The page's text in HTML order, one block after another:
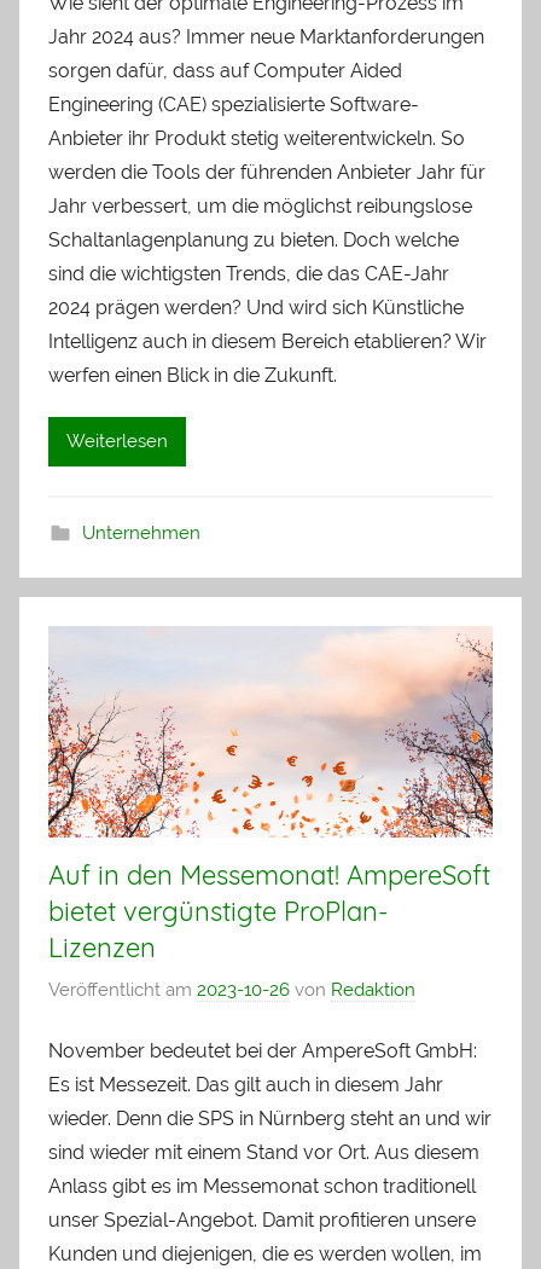
Jahr 2024 aus? Immer neue Marktanforderungen
sorgen dafür, dass auf Computer Aided
Engineering (CAE) spezialisierte Software-
Anbieter ihr Produkt stetig weiterentwickeln. So
werden die Tools der führenden Anbieter Jahr für
Jahr verbessert, um die möglichst reibungslose
Schaltanlagenplanung zu bieten. Doch welche
sind die wichtigsten Trends, die das CAE-Jahr
2024 prägen werden? Und wird sich Künstliche
Intelligenz auch in diesem Bereich etablieren? Wir
werfen einen Blick in die Zukunft.
Weiterlesen
Unternehmen
Auf in den Messemonat! AmpereSoft
bietet vergünstigte ProPlan-
Lizenzen
Veröffentlicht am 2023-10-26 von Redaktion
November bedeutet bei der AmpereSoft GmbH:
Es ist Messezeit. Das gilt auch in diesem Jahr
wieder. Denn die SPS in Nürnberg steht an und wir
sind wieder mit einem Stand vor Ort. Aus diesem
Anlass gibt es im Messemonat schon traditionell
unser Spezial-Angebot. Damit profitieren unsere
Kunden und diejenigen, die es werden wollen, im